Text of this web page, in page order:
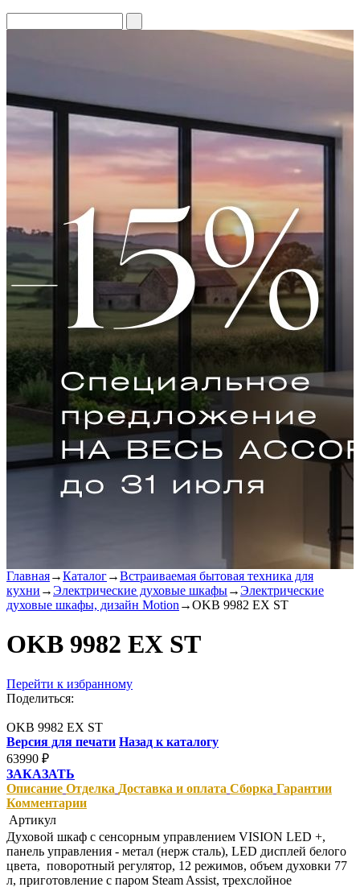
Главная→Каталог→Встраиваемая бытовая техника для
кухни →Электрические духовые шкафы→Электрические
духовые шкафы, дизайн Motion →OKB 9982 EX ST
OKB 9982 EX ST
Перейти к избранному
Поделиться:
OKB 9982 EX ST
Версия для печати Назад к каталогу
63990 ₽
ЗАКАЗАТЬ
Описание Отделка Доставка и оплата Сборка Гарантии
Комментарии
Артикул
Духовой шкаф с сенсорным управлением VISION LED +,
панель управления - метал (нерж сталь), LED дисплей белого
цвета, поворотный регулятор, 12 режимов, объем духовки 77
л, приготовление c паром Steam Assist, трехслойное